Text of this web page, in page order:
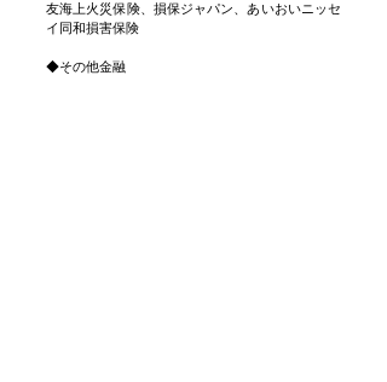
友海上火災保険、損保ジャパン、あいおいニッセ
イ同和損害保険
◆その他金融